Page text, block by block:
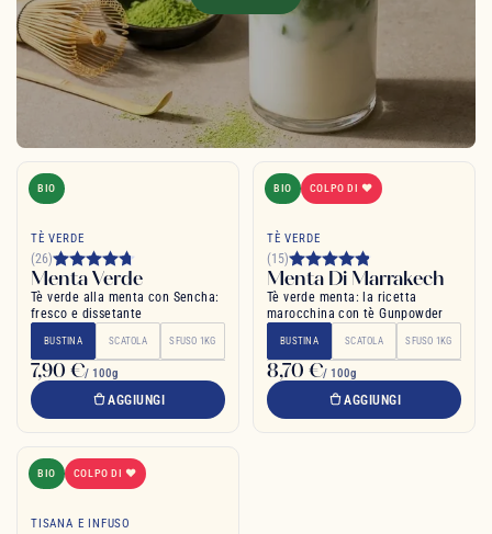
BIO
TÈ VERDE
(26)
Menta Verde
Tè verde alla menta con Sencha:
fresco e dissetante
BUSTINA SCATOLA SFUSO 1KG
7,90 €/ 100g
AGGIUNGI
BIO COLPO DI ❤
TÈ VERDE
(15)
Menta Di Marrakech
Tè verde menta: la ricetta
marocchina con tè Gunpowder
BUSTINA SCATOLA SFUSO 1KG
8,70 €/ 100g
AGGIUNGI
BIO COLPO DI ❤
TISANA E INFUSO